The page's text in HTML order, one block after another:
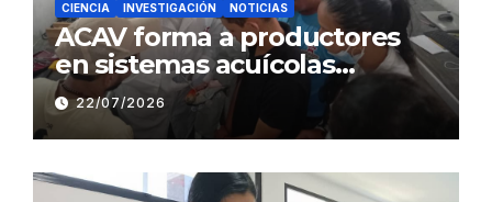
CIENCIA INVESTIGACIÓN NOTICIAS
ACAV forma a productores
en sistemas acuícolas
sustentables en Barinas
22/07/2026